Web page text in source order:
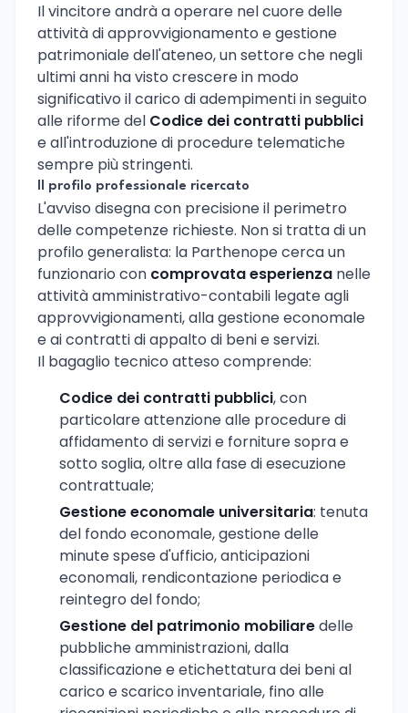
Il vincitore andrà a operare nel cuore delle
attività di approvvigionamento e gestione
patrimoniale dell'ateneo, un settore che negli
ultimi anni ha visto crescere in modo
significativo il carico di adempimenti in seguito
alle riforme del Codice dei contratti pubblici
e all'introduzione di procedure telematiche
sempre più stringenti.
Il profilo professionale ricercato
L'avviso disegna con precisione il perimetro
delle competenze richieste. Non si tratta di un
profilo generalista: la Parthenope cerca un
funzionario con comprovata esperienza nelle
attività amministrativo-contabili legate agli
approvvigionamenti, alla gestione economale
e ai contratti di appalto di beni e servizi.
Il bagaglio tecnico atteso comprende:
Codice dei contratti pubblici, con
particolare attenzione alle procedure di
affidamento di servizi e forniture sopra e
sotto soglia, oltre alla fase di esecuzione
contrattuale;
Gestione economale universitaria: tenuta
del fondo economale, gestione delle
minute spese d'ufficio, anticipazioni
economali, rendicontazione periodica e
reintegro del fondo;
Gestione del patrimonio mobiliaredelle
pubbliche amministrazioni, dalla
classificazione e etichettatura dei beni al
carico e scarico inventariale, fino alle